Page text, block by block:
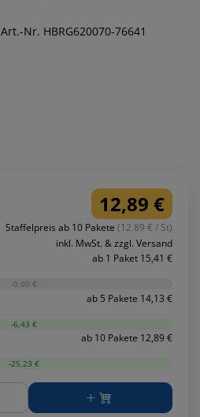
Art.-Nr. HBRG620070-76641
12,89 €
Staffelpreis ab 10 Pakete (12.89 € / St)
inkl. MwSt. & zzgl. Versand
ab 1 Paket 15,41 €
-0,00 €
ab 5 Pakete 14,13 €
-6,43 €
ab 10 Pakete 12,89 €
-25,23 €